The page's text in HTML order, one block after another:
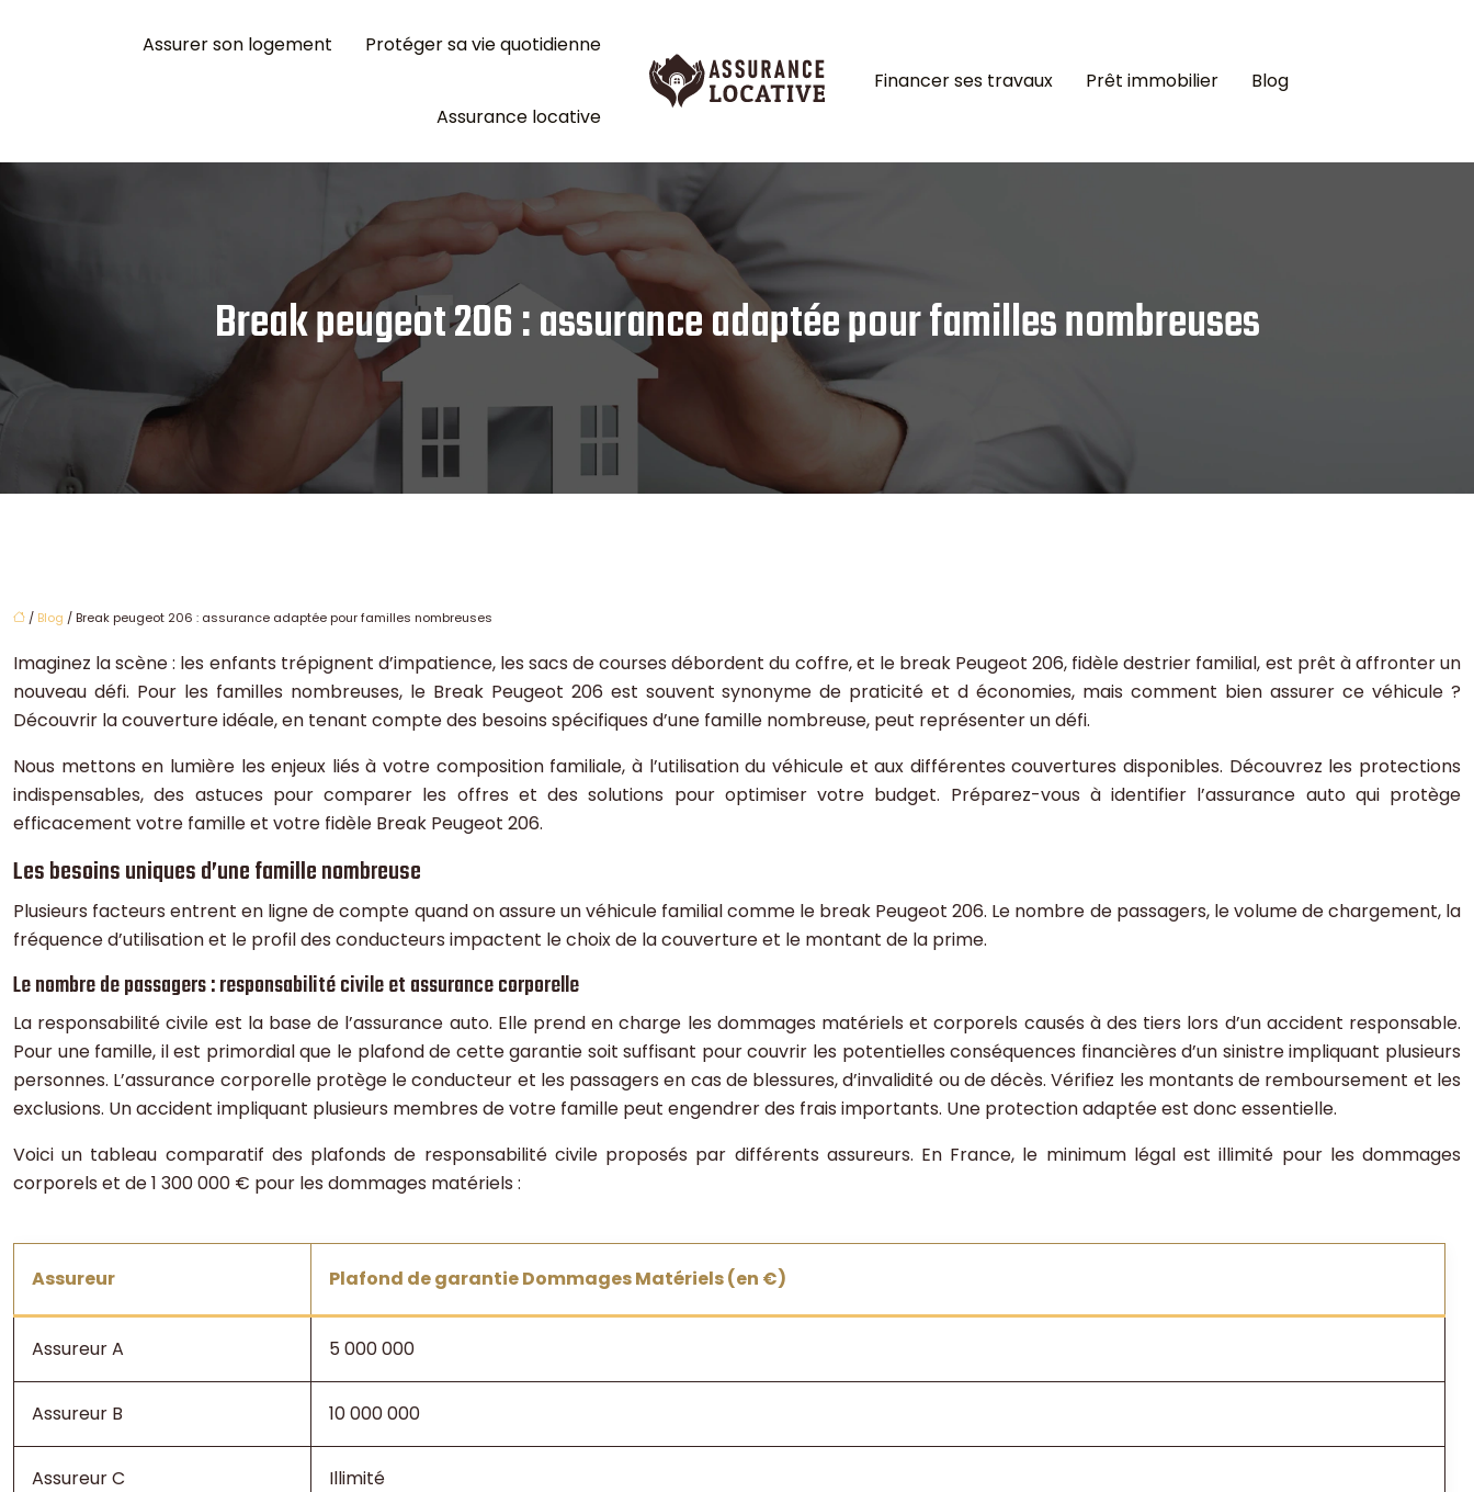
Protéger sa vie quotidienne
Assurer son logement
Assurance locative
Financer ses travaux Prêt immobilier Blog
Break peugeot 206 : assurance adaptée pour familles nombreuses
/ Blog / Break peugeot 206 : assurance adaptée pour familles nombreuses
Imaginez la scène : les enfants trépignent d’impatience, les sacs de courses débordent du coffre, et le break Peugeot 206, fidèle destrier familial, est prêt à affronter un
nouveau défi. Pour les familles nombreuses, le Break Peugeot 206 est souvent synonyme de praticité et d économies, mais comment bien assurer ce véhicule ?
Découvrir la couverture idéale, en tenant compte des besoins spécifiques d’une famille nombreuse, peut représenter un défi.
Nous mettons en lumière les enjeux liés à votre composition familiale, à l’utilisation du véhicule et aux différentes couvertures disponibles. Découvrez les protections
indispensables, des astuces pour comparer les offres et des solutions pour optimiser votre budget. Préparez-vous à identifier l’assurance auto qui protège
efficacement votre famille et votre fidèle Break Peugeot 206.
Les besoins uniques d’une famille nombreuse
Plusieurs facteurs entrent en ligne de compte quand on assure un véhicule familial comme le break Peugeot 206. Le nombre de passagers, le volume de chargement, la
fréquence d’utilisation et le profil des conducteurs impactent le choix de la couverture et le montant de la prime.
Le nombre de passagers : responsabilité civile et assurance corporelle
La responsabilité civile est la base de l’assurance auto. Elle prend en charge les dommages matériels et corporels causés à des tiers lors d’un accident responsable.
Pour une famille, il est primordial que le plafond de cette garantie soit suffisant pour couvrir les potentielles conséquences financières d’un sinistre impliquant plusieurs
personnes. L’assurance corporelle protège le conducteur et les passagers en cas de blessures, d’invalidité ou de décès. Vérifiez les montants de remboursement et les
exclusions. Un accident impliquant plusieurs membres de votre famille peut engendrer des frais importants. Une protection adaptée est donc essentielle.
Voici un tableau comparatif des plafonds de responsabilité civile proposés par différents assureurs. En France, le minimum légal est illimité pour les dommages
corporels et de 1 300 000 € pour les dommages matériels :
Assureur Plafond de garantie Dommages Matériels (en €)
Assureur A 5 000 000
Assureur B 10 000 000
Assureur C Illimité